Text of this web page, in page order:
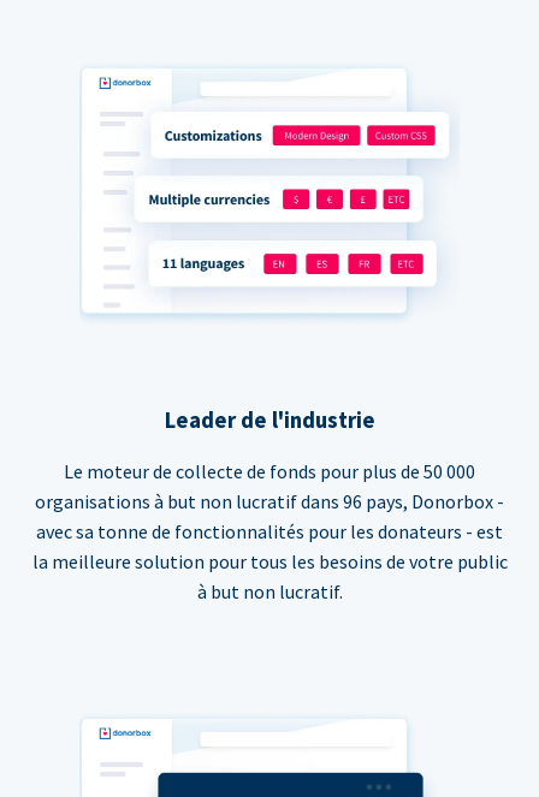
Leader de l'industrie
Le moteur de collecte de fonds pour plus de 50 000
organisations à but non lucratif dans 96 pays, Donorbox -
avec sa tonne de fonctionnalités pour les donateurs - est
la meilleure solution pour tous les besoins de votre public
à but non lucratif.